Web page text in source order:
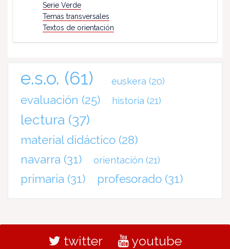
Serie Verde
Temas transversales
Textos de orientación
e.s.o. (61) euskera (20)
evaluación (25) historia (21)
lectura (37)
material didáctico (28)
navarra (31) orientación (21)
primaria (31) profesorado (31)
twitter youtube